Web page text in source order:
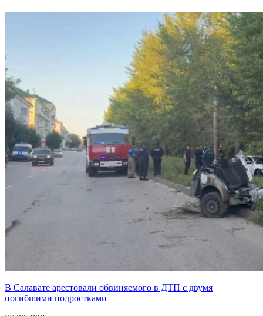
В Салавате арестовали обвиняемого в ДТП с двумя
погибшими подростками